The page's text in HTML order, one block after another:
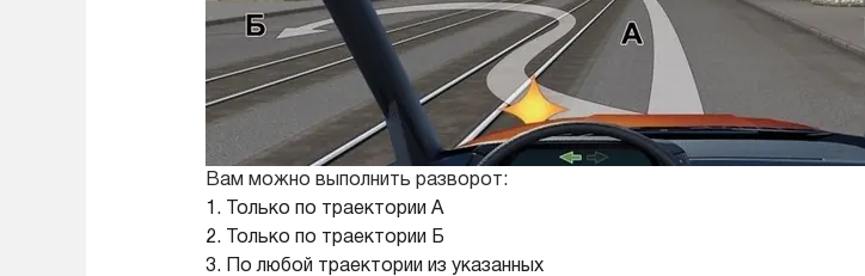
Вам можно выполнить разворот:
1. Только по траектории А
2. Только по траектории Б
3. По любой траектории из указанных